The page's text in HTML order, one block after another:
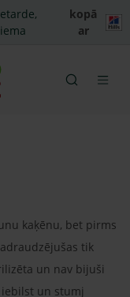
kopā
ar
kaķēnu, bet pirms
tik
un nav bijuši
un stumj